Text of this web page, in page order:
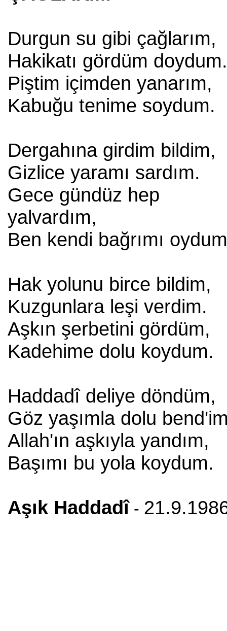
Durgun su gibi çağlarım,
Hakikatı gördüm
Piştim içimden yanarım,
Kabuğu tenime soydum.
Dergahına girdim bildim,
Gizlice yaramı sardım.
Gece gündüz hep
yalvardım,
Ben kendi bağrımı
Hak yolunu birce bildim,
Kuzgunlara leşi verdim.
Aşkın şerbetini gördüm,
Kadehime dolu koydum.
Haddadî deliye döndüm,
Göz yaşımla dolu
Allah'ın aşkıyla yandım,
Başımı bu yola koydum.
Aşık Haddadî -